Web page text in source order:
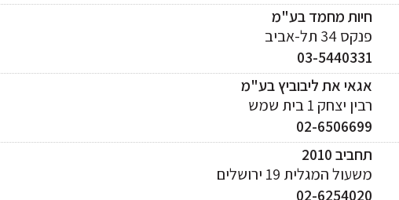
חיות מחמד בע"מ
פנקס 34 תל-אביב
03-5440331
אגאי את ליבוביץ בע"מ
רבין יצחק 1 בית שמש
02-6506699
תחביב 2010
משעול המגלית 19 ירושלים
02-6254020